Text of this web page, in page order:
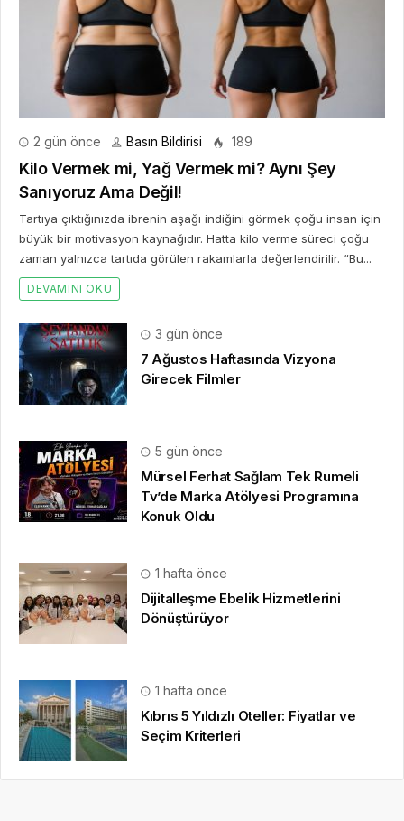
2 gün önce Basın Bildirisi 189
Kilo Vermek mi, Yağ Vermek mi? Aynı Şey
Sanıyoruz Ama Değil!
Tartıya çıktığınızda ibrenin aşağı indiğini görmek çoğu insan için
büyük bir motivasyon kaynağıdır. Hatta kilo verme süreci çoğu
zaman yalnızca tartıda görülen rakamlarla değerlendirilir. “Bu...
DEVAMINI OKU
3 gün önce
7 Ağustos Haftasında Vizyona
Girecek Filmler
5 gün önce
Mürsel Ferhat Sağlam Tek Rumeli
Tv’de Marka Atölyesi Programına
Konuk Oldu
1 hafta önce
Dijitalleşme Ebelik Hizmetlerini
Dönüştürüyor
1 hafta önce
Kıbrıs 5 Yıldızlı Oteller: Fiyatlar ve
Seçim Kriterleri